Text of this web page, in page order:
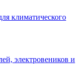
климатического
электровеников и